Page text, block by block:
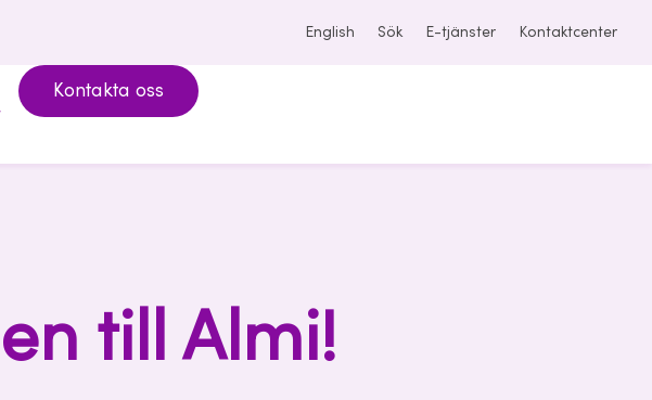
English Sök E-tjänster Kontaktcenter
Kontakta oss
till Almi!